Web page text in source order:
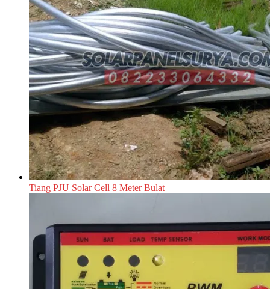
Tiang PJU Solar Cell 8 Meter Bulat